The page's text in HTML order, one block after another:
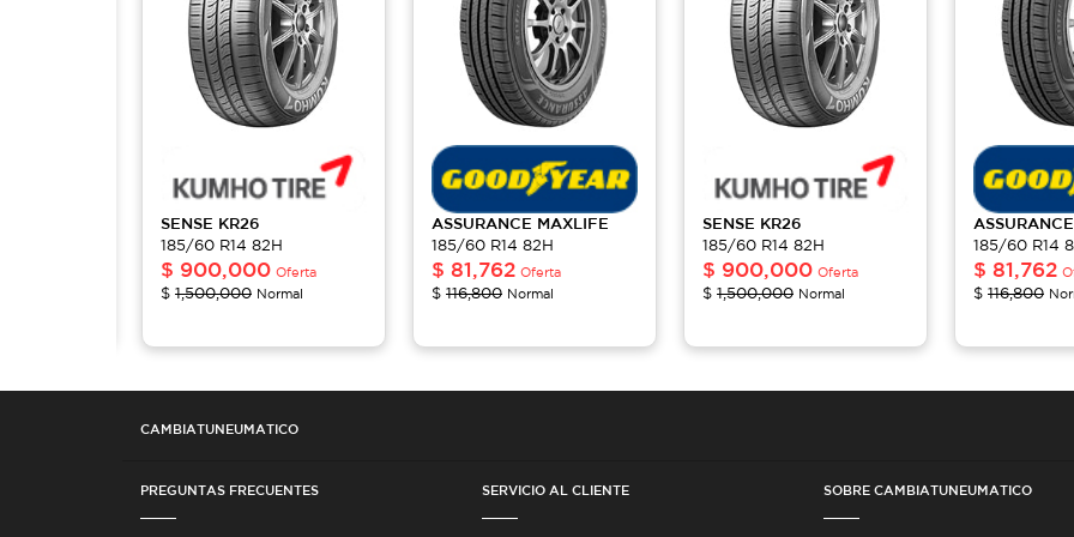
SENSE KR26
185/60 R14 82H
$ 900,000 Oferta
$ 1,500,000 Normal
ASSURANCE MAXLIFE
185/60 R14 82H
$ 81,762 Oferta
$ 116,800 Normal
SENSE KR26
185/60 R14 82H
$ 900,000 Oferta
$ 1,500,000 Normal
ASSURANCE
185/60 R14
$ 81,762
$ 116,800
CAMBIATUNEUMATICO
PREGUNTAS FRECUENTES SERVICIO AL CLIENTE SOBRE CAMBIATUNEUMATICO